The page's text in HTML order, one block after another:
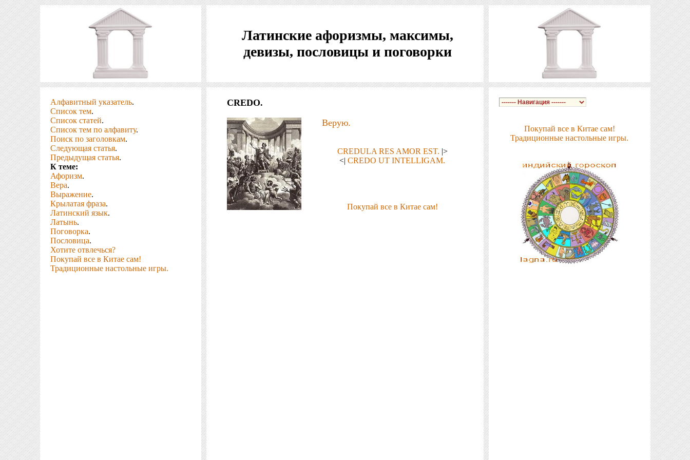
Латинские афоризмы, максимы,
девизы, пословицы и поговорки
Алфавитный указатель.
Список тем.
Список статей.
Список тем по алфавиту.
Поиск по заголовкам.
Следующая статья.
Предыдущая статья.
К теме:
Афоризм.
Вера.
Выражение.
Крылатая фраза.
Латинский язык.
Латынь.
Поговорка.
Пословица.
Хотите отвлечься?
Покупай все в Китае сам!
Традиционные настольные игры.
CREDO.
Верую.
CREDULA RES AMOR EST. |>
<| CREDO UT INTELLIGAM.
Покупай все в Китае сам!
Покупай все в Китае сам!
Традиционные настольные игры.